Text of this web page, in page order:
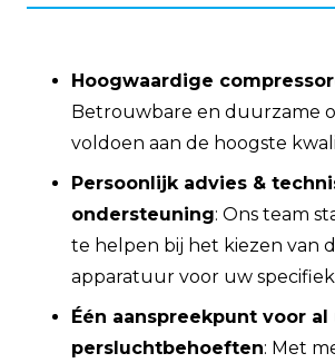
Hoogwaardige
Betrouwbare en duurzame
voldoen aan de hoogste
Persoonlijk advies &
ondersteuning: Ons team
te helpen bij het kiezen van
apparatuur voor uw
Één aanspreekpunt voor al
persluchtbehoeften: Met